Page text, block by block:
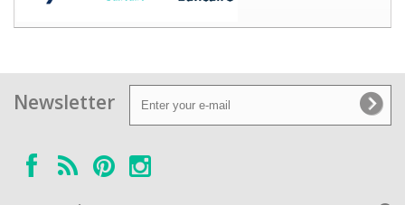
Newsletter